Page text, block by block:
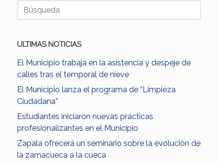
Buscar:
ULTIMAS NOTICIAS
El Municipio trabaja en la asistencia y despeje de
calles tras el temporal de nieve
El Municipio lanza el programa de “Limpieza
Ciudadana”
Estudiantes iniciaron nuevas prácticas
profesionalizantes en el Municipio
Zapala ofrecerá un seminario sobre la evolución de
la zamacueca a la cueca